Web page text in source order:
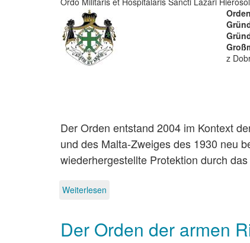
z
Der Orden entstand 2004 im Kontext
und des Malta-Zweiges des 1930 neu
wiederhergestellte Protektion durch
Weiterlesen
Hospitalier
Der Orden der armen